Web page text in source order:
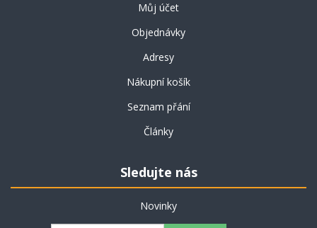
Můj účet
Objednávky
Adresy
Nákupní košík
Seznam přání
Články
Sledujte nás
Novinky